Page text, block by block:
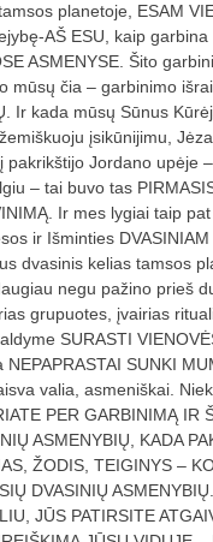
planetoje, ESAM
AŠ ESU, kaip garbina
ASMENYSE. Šito
mūsų čia – garbinimo
Ir kada mūsų Sūnus
įsikūnijimu,
Jordano upėje
– tai buvo tas
Ir mes lygiai taip
ir Išminties
dvasinis kelias tamsos
negu pažino prieš
grupuotes, įvairias
SURASTI
SUNKI
valia, asmeniškai.
PER GARBINIMĄ IR
ASMENYBIŲ, KADA
ŽODIS, TEIGINYS –
DVASINIŲ
JŪS PATIRSITE